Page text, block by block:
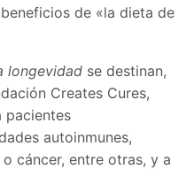
de «la dieta de
longevidad se destinan,
Creates Cures,
pacientes
autoinmunes,
cáncer, entre otras, y a